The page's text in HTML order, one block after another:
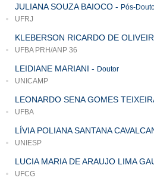
JULIANA SOUZA BAIOCO - Pós-
UFRJ
KLEBERSON RICARDO DE
UFBA PRH/ANP 36
LEIDIANE MARIANI - Doutor
UNICAMP
LEONARDO SENA GOMES
UFBA
LÍVIA POLIANA SANTANA
UNIESP
LUCIA MARIA DE ARAUJO LIMA
UFCG